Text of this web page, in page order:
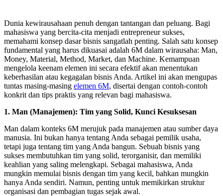
Dunia kewirausahaan penuh dengan tantangan dan peluang. Bagi
mahasiswa yang bercita-cita menjadi entrepreneur sukses,
memahami konsep dasar bisnis sangatlah penting. Salah satu konsep
fundamental yang harus dikuasai adalah 6M dalam wirausaha: Man,
Money, Material, Method, Market, dan Machine. Kemampuan
mengelola keenam elemen ini secara efektif akan menentukan
keberhasilan atau kegagalan bisnis Anda. Artikel ini akan mengupas
tuntas masing-masing elemen 6M, disertai dengan contoh-contoh
konkrit dan tips praktis yang relevan bagi mahasiswa.
1. Man (Manajemen): Tim yang Solid, Kunci Kesuksesan
Man dalam konteks 6M merujuk pada manajemen atau sumber daya
manusia. Ini bukan hanya tentang Anda sebagai pemilik usaha,
tetapi juga tentang tim yang Anda bangun. Sebuah bisnis yang
sukses membutuhkan tim yang solid, terorganisir, dan memiliki
keahlian yang saling melengkapi. Sebagai mahasiswa, Anda
mungkin memulai bisnis dengan tim yang kecil, bahkan mungkin
hanya Anda sendiri. Namun, penting untuk memikirkan struktur
organisasi dan pembagian tugas sejak awal.